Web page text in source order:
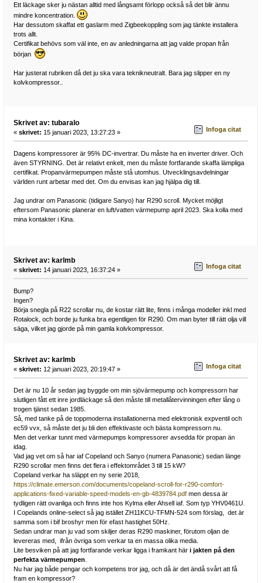
Ett läckage sker ju nästan alltid med långsamt förlopp också så det blir ännu
mindre koncentration.
Har dessutom skaffat ett gaslarm med Zigbeekoppling som jag tänkte installera
trots allt.
Certifikat behövs som väl inte, en av anledningarna att jag valde propan från
början
Har justerat rubriken då det ju ska vara teknikneutralt. Bara jag slipper en ny
kolvkompressor..
Skrivet av: tubaralo
« skrivet: 15 januari 2023, 13:27:23 » Infoga citat
Dagens kompressorer är 95% DC-invertrar. Du måste ha en inverter driver. Och
även STYRNING. Det är relativt enkelt, men du måste fortfarande skaffa lämpliga
certifikat. Propanvärmepumpen måste stå utomhus. Utvecklingsavdelningar
världen runt arbetar med det. Om du envisas kan jag hjälpa dig till.
Jag undrar om Panasonic (tidigare Sanyo) har R290 scroll. Mycket möjligt
eftersom Panasonic planerar en luft/vatten värmepump april 2023. Ska kolla med
mina kontakter i Kina.
Skrivet av: karlmb
« skrivet: 14 januari 2023, 16:37:24 » Infoga citat
Bump?
Ingen?
Börja snegla på R22 scrollar nu, de kostar rätt lite, finns i många modeller inkl med
Rotalock, och borde ju funka bra egentligen för R290. Om man byter till rätt olja vill
säga, vilket jag gjorde på min gamla kolvkompressor.
Skrivet av: karlmb
« skrivet: 12 januari 2023, 20:19:47 » Infoga citat
Det är nu 10 år sedan jag byggde om min sjövärmepump och kompressorn har
slutligen fått ett inre jordläckage så den måste till metallåtervinningen efter lång o
trogen tjänst sedan 1985.
Så, med tanke på de toppmoderna installationerna med elektronisk expventil och
ec59 vvx, så måste det ju bli den effektivaste och bästa kompressorn nu.
Men det verkar tunnt med värmepumps kompressorer avsedda för propan än
idag.
Vad jag vet om så har iaf Copeland och Sanyo (numera Panasonic) sedan länge
R290 scrollar men finns det flera i effektområdet 3 till 15 kW?
Copeland verkar ha släppt en ny serie 2018,
https://climate.emerson.com/documents/copeland-scroll-for-r290-comfort-
applications-fixed-variable-speed-models-en-gb-4839784.pdfmen dessa är
tydligen rätt ovanliga och finns inte hos Kylma eller Ahsell iaf. Som typ YHV0461U.
I Copelands online-select så jag istället ZH11KCU-TFMN-524 som förslag, det är
samma som i bif broshyr men för efast hastighet 50Hz.
Sedan undrar man ju vad som skiljer deras R290 maskiner, förutom oljan de
levereras med, ifrån övriga som verkar ta en massa olika media.
Lite besviken på att jag fortfarande verkar ligga i framkant här i jakten på den
perfekta värmepumpen
Nu har jag både pengar och kompetens tror jag, och då är det ändå svårt att få
fram en kompressor?